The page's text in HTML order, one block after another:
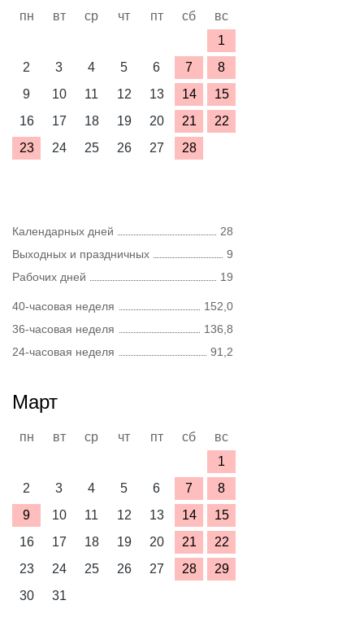
пн вт ср чт пт сб
вс
1
2
3 4 5 6 7
8
9
10 11 12 13 14
15
16
17 18 19 20 21
22
23
24 25 26 27 28
Календарных дней
28
Выходных и праздничных
9
Рабочих дней
19
40-часовая неделя
152,0
36-часовая неделя
136,8
24-часовая неделя
91,2
Март
пн вт ср чт пт сб
вс
1
2
3 4 5 6 7
8
9
10 11 12 13 14
15
16
17 18 19 20 21
22
23
24 25 26 27 28
29
30
31